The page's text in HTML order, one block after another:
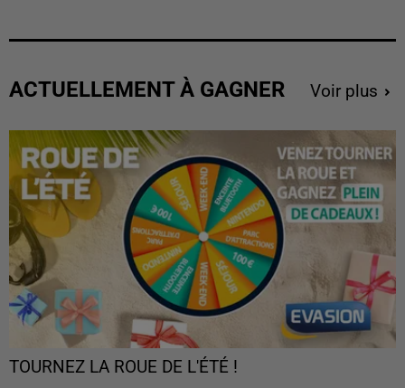
ACTUELLEMENT À GAGNER Voir plus
TOURNEZ LA ROUE DE L'ÉTÉ !